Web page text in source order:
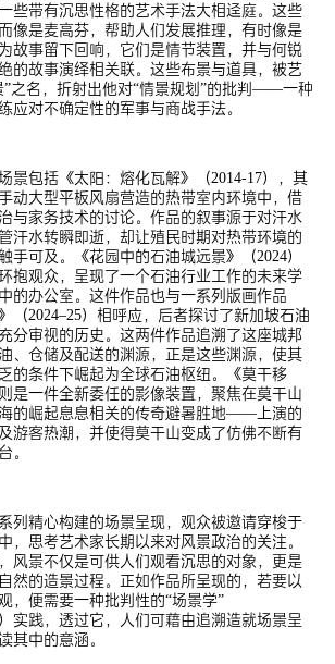
些带有沉思性格的艺术手法大相迳庭。这些
像是麦高芬，帮助人们发展推理，有时像是
故事留下回响，它们是情节装置，并与何锐
的故事演绎相关联。这些布景与道具，被艺
”之名，折射出他对“情景规划”的批判——一种
应对不确定性的军事与商战手法。
景包括《太阳：熔化瓦解》（2014-17），其
动大型平板风扇营造的热带室内环境中，借
与家务技术的讨论。作品的叙事源于对汗水
水转瞬即逝，却让殖民时期对热带环境的
手可及。《花园中的石油城远景》（2024）
抱观众，呈现了一个石油行业工作的未来学
的办公室。这件作品也与一系列版画作品
（2024–25）相呼应，后者探讨了新加坡石油
分审视的历史。这两件作品追溯了这座城邦
、仓储及配送的渊源，正是这些渊源，使其
的条件下崛起为全球石油枢纽。《莫干移
是一件全新委任的影像装置，聚焦在莫干山
的崛起息息相关的传奇避暑胜地——上演的
游客热潮，并使得莫干山变成了仿佛不断有
。
列精心构建的场景呈现，观众被邀请穿梭于
，思考艺术家长期以来对风景政治的关注。
风景不仅是可供人们观看沉思的对象，更是
然的造景过程。正如作品所呈现的，若要以
，便需要一种批判性的“场景学”
）实践，透过它，人们可藉由追溯造就场景呈
其中的意涵。